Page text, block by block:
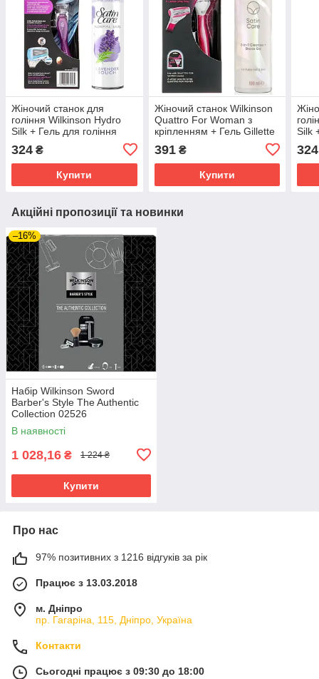
Жіночий станок для
гоління Wilkinson Hydro
Silk + Гель для гоління
Lavender
324 ₴
Купити
Жіночий станок Wilkinson
Quattro For Woman з
кріпленням + Гель Gillette
01618-1
391₴
Купити
Silk
324
Акційні пропозиції та новинки
–16%
Набір Wilkinson Sword
Barber's Style The Authentic
Collection 02526
В наявності
1 028,16 ₴ 1 224 ₴
Купити
Про нас
97% позитивних з 1216 відгуків за рік
Працює з 13.03.2018
м. Дніпро
пр. Гагаріна, 115, Дніпро, Україна
Контакти
Сьогодні працює з 09:30 до 18:00